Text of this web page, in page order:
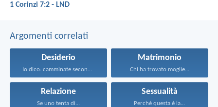
1 Corinzi 7:2 - LND
Argomenti correlati
Desiderio
Io dico: camminate secondo...
Matrimonio
Chi ha trovato moglie...
Relazione
Se uno tenta di...
Sessualità
Perché questa è la...